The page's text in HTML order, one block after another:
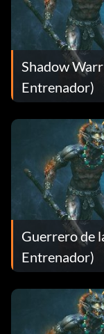
Shadow
Entrenador)
Guerrero de
Entrenador)